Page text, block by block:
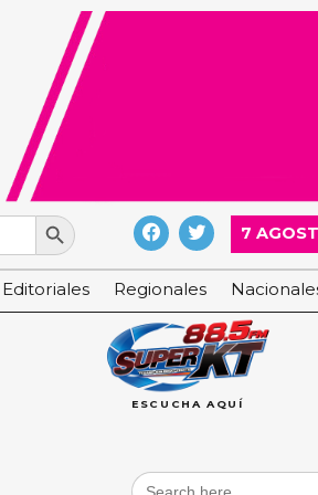
Search Button
7
Editoriales Regionales
ESCUCHA AQUÍ
Search